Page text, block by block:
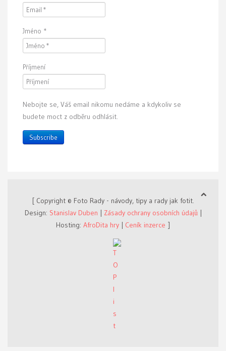
Jméno *
Příjmení
Nebojte se, Váš email nikomu nedáme a kdykoliv se
budete moct z odběru odhlásit.
Subscribe
[ Copyright © Foto Rady - návody, tipy a rady jak fotit.
Design: Stanislav Duben Zásady ochrany osobních údajů|
Hosting: AfroDita hry Ceník inzerce ]